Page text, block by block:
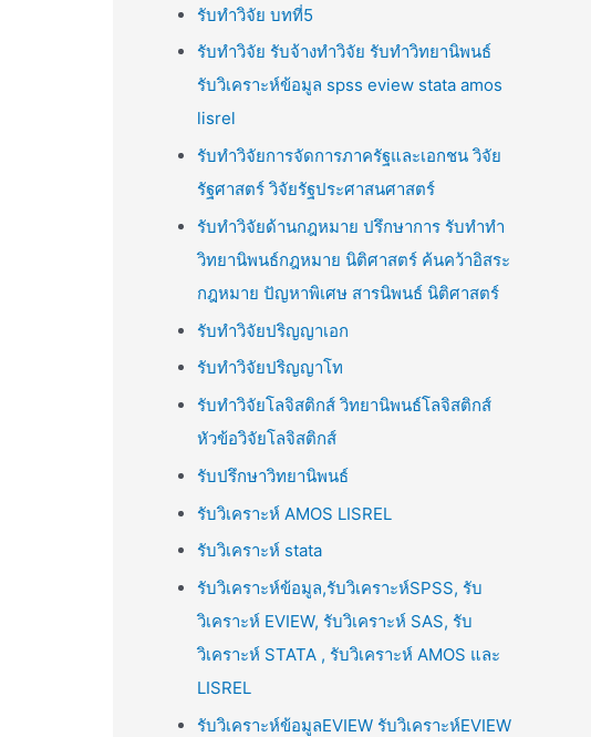
รับทำวิจัย บทที่5
รับทำวิจัย รับจ้างทำวิจัย รับทำวิทยานิพนธ์
รับวิเคราะห์ข้อมูล spss eview stata amos
lisrel
รับทำวิจัยการจัดการภาครัฐและเอกชน วิจัย
รัฐศาสตร์ วิจัยรัฐประศาสนศาสตร์
รับทำวิจัยด้านกฎหมาย ปรึกษาการ รับทำทำ
วิทยานิพนธ์กฎหมาย นิติศาสตร์ ค้นคว้าอิสระ
กฎหมาย ปัญหาพิเศษ สารนิพนธ์ นิติศาสตร์
รับทำวิจัยปริญญาเอก
รับทำวิจัยปริญญาโท
รับทำวิจัยโลจิสติกส์ วิทยานิพนธ์โลจิสติกส์
หัวข้อวิจัยโลจิสติกส์
รับปรึกษาวิทยานิพนธ์
รับวิเคราะห์ AMOS LISREL
รับวิเคราะห์ stata
รับวิเคราะห์ข้อมูล,รับวิเคราะห์SPSS, รับ
วิเคราะห์ EVIEW, รับวิเคราะห์ SAS, รับ
วิเคราะห์ STATA , รับวิเคราะห์ AMOS และ
LISREL
รับวิเคราะห์ข้อมูลEVIEW รับวิเคราะห์EVIEW